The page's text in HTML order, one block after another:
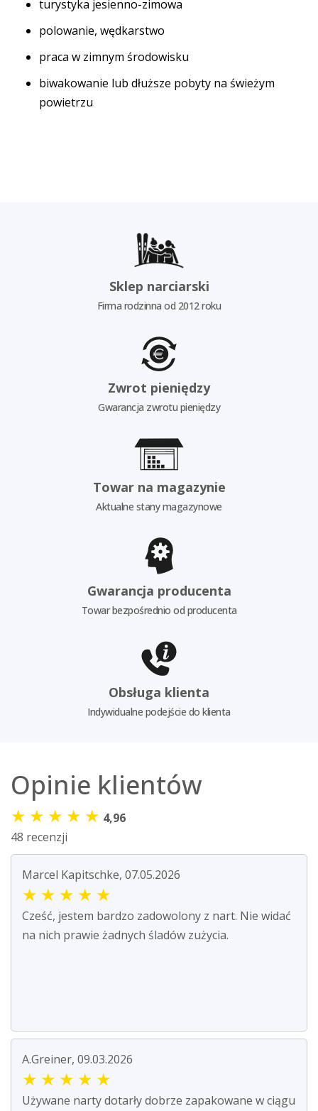
turystyka jesienno-zimowa
polowanie, wędkarstwo
praca w zimnym środowisku
biwakowanie lub dłuższe pobyty na świeżym
powietrzu
Sklep narciarski
Firma rodzinna od 2012 roku
Zwrot pieniędzy
Gwarancja zwrotu pieniędzy
Towar na magazynie
Aktualne stany magazynowe
Gwarancja producenta
Towar bezpośrednio od producenta
Obsługa klienta
Indywidualne podejście do klienta
Opinie klientów
★ ★ ★ ★ ★ 4,96
48 recenzji
Marcel Kapitschke, 07.05.2026
★ ★ ★ ★ ★
Cześć, jestem bardzo zadowolony z nart. Nie widać
na nich prawie żadnych śladów zużycia.
A.Greiner, 09.03.2026
★ ★ ★ ★ ★
Używane narty dotarły dobrze zapakowane w ciągu